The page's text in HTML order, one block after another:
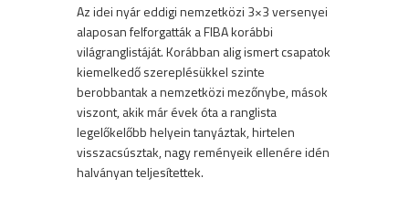
Az idei nyár eddigi nemzetközi 3×3 versenyei
alaposan felforgatták a FIBA korábbi
világranglistáját. Korábban alig ismert csapatok
kiemelkedő szereplésükkel szinte
berobbantak a nemzetközi mezőnybe, mások
viszont, akik már évek óta a ranglista
legelőkelőbb helyein tanyáztak, hirtelen
visszacsúsztak, nagy reményeik ellenére idén
halványan teljesítettek.